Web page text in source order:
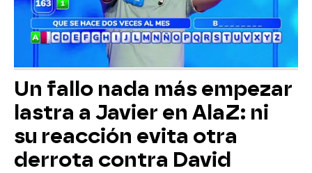
Un fallo nada más empezar
lastra a Javier en AlaZ: ni
su reacción evita otra
derrota contra David